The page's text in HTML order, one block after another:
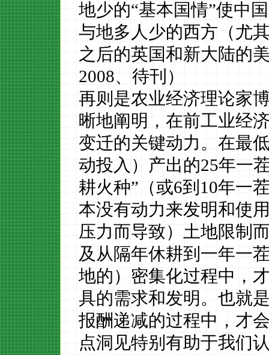
地少的“基本国情”使中
与地多人少的西方（尤
之后的英国和新大陆的
2008、待刊）
再则是农业经济理论家
晰地阐明，在前工业经
变迁的关键动力。在最
动投入）产出的25年一
耕火种”（或6到10年一
本没有动力来发明和使
压力而导致）土地限制
及从隔年休耕到一年一
地的）密集化过程中，
具的需求和发明。也就
报酬递减的过程中，才
点洞见特别有助于我们